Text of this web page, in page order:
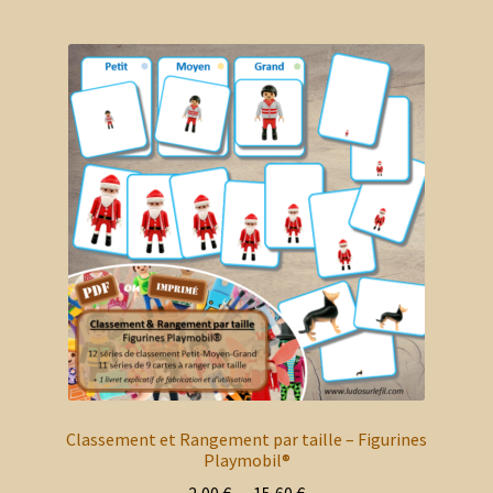
Les
options
peuvent
être
choisies
sur
la
page
du
produit
Classement et Rangement par taille – Figurines
Playmobil®